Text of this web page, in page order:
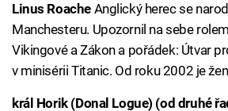
Linus RoacheAnglický herec se
Manchesteru. Upozornil na sebe
Vikingové a Zákon a pořádek: Útvar
v minisérii Titanic. Od roku 2002 je
král Horik (Donal Logue) (od druhé